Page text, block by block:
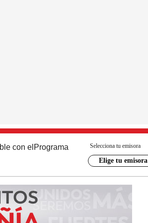
con el Programa Selecciona tu emisora
Elige tu emisora